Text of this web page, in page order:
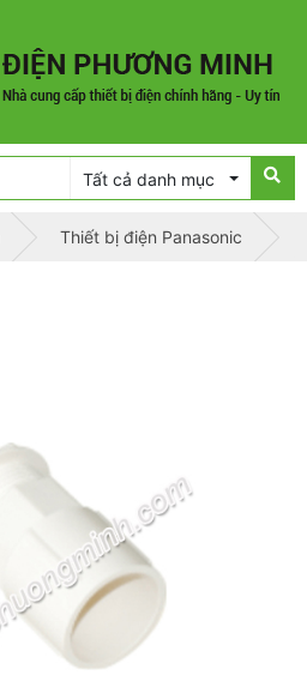
Tất cả danh mục
Thiết bị điện Panasonic